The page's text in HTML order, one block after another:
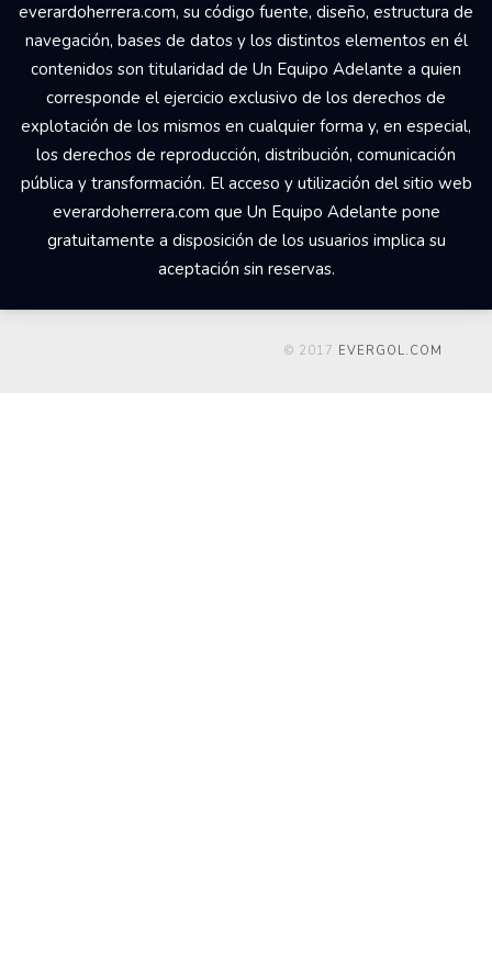
everardoherrera.com, su código fuente, diseño, estructura de
navegación, bases de datos y los distintos elementos en él
contenidos son titularidad de Un Equipo Adelante a quien
corresponde el ejercicio exclusivo de los derechos de
explotación de los mismos en cualquier forma y, en especial,
los derechos de reproducción, distribución, comunicación
pública y transformación. El acceso y utilización del sitio web
everardoherrera.com que Un Equipo Adelante pone
gratuitamente a disposición de los usuarios implica su
aceptación sin reservas.
© 2017 EVERGOL.COM